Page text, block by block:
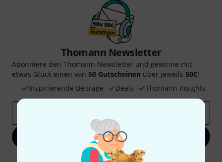
Thomann Newsletter
Abonniere den Thomann Newsletter und gewinne mit
etwas Glück einen von 50 Gutscheinen über jeweils 50€!
Inspirierende Beiträge
Deals Thomann Insights
Jetzt anmelden
Mit Klick auf „Jetzt anmelden“ stimmen Sie dem Erhalt von E-Mail-